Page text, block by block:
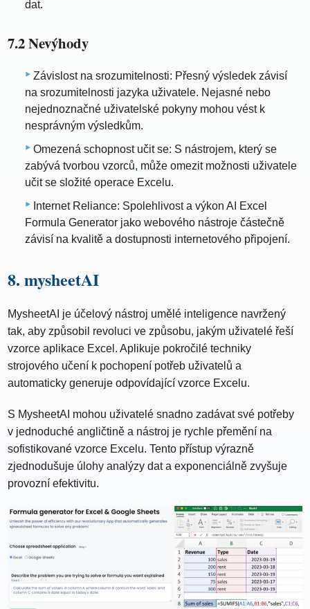
dat.
7.2 Nevýhody
Závislost na srozumitelnosti: Přesný výsledek závisí
na srozumitelnosti jazyka uživatele. Nejasné nebo
nejednoznačné uživatelské pokyny mohou vést k
nesprávným výsledkům.
Omezená schopnost učit se: S nástrojem, který se
zabývá tvorbou vzorců, může omezit možnosti uživatele
učit se složité operace Excelu.
Internet Reliance: Spolehlivost a výkon AI Excel
Formula Generator jako webového nástroje částečně
závisí na kvalitě a dostupnosti internetového připojení.
8. mysheetAI
MysheetAI je účelový nástroj umělé inteligence navržený
tak, aby způsobil revoluci ve způsobu, jakým uživatelé řeší
vzorce aplikace Excel. Aplikuje pokročilé techniky
strojového učení k pochopení potřeb uživatelů a
automaticky generuje odpovídající vzorce Excelu.
S MysheetAI mohou uživatelé snadno zadávat své potřeby
v jednoduché angličtině a nástroj je rychle přemění na
sofistikované vzorce Excelu. Tento přístup výrazně
zjednodušuje úlohy analýzy dat a exponenciálně zvyšuje
provozní efektivitu.